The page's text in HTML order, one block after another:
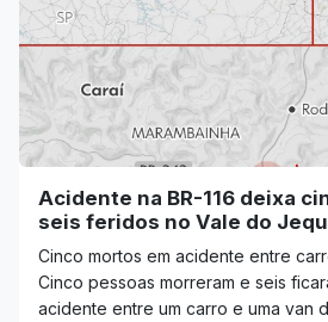
Acidente na BR-116 deixa
seis feridos no Vale do
Cinco mortos em acidente entre
Cinco pessoas morreram e seis
acidente entre um carro e uma van